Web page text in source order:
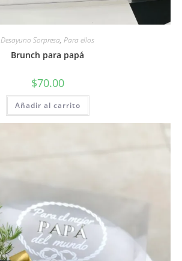
Desayuno Sorpresa, Para ellos
Brunch para papá
$70.00
Añadir al carrito